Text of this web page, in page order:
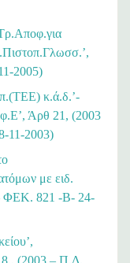
2005)
κ.ά.δ.’-
Άρθ 21, (2003
11-2003)
με ειδ.
ΦΕΚ. 821 -Β- 24-
(2003 – Π.Δ.